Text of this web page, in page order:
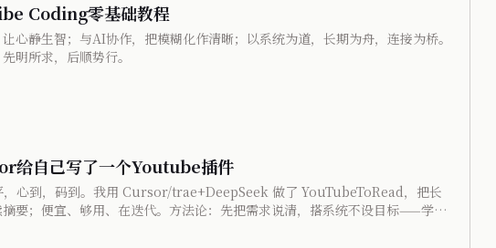
Coding零基础教程
心静生智；与AI协作，把模糊化作清晰；以系统为道，长期为舟，连接为桥。
明所求，后顺势行。
给自己写了一个Youtube插件
，心到，码到。我用 Cursor/trae+DeepSeek 做了 YouTubeToRead，把长
要；便宜、够用、在迭代。方法论：先把需求说清，搭系统不设目标——学习